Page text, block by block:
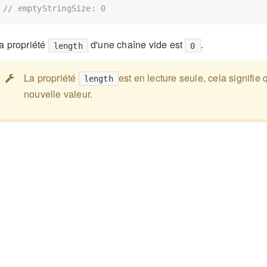
// emptyStringSize: 0
propriété length d'une chaîne vide est 0 .
La propriété length est en lecture seule, cela signifie
nouvelle valeur.